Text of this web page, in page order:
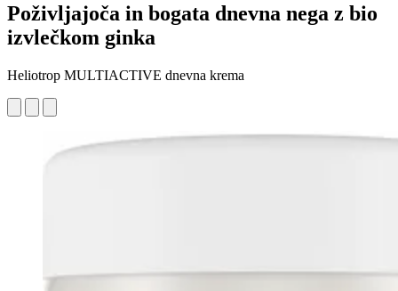
Poživljajoča in bogata dnevna nega z bio
izvlečkom ginka
Heliotrop MULTIACTIVE dnevna krema